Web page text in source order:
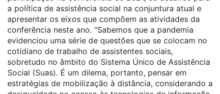
a política de assistência social na conjuntura atual e
apresentar os eixos que compõem as atividades da
conferência neste ano. “Sabemos que a pandemia
evidenciou uma série de questões que se colocam no
cotidiano de trabalho de assistentes sociais,
sobretudo no âmbito do Sistema Único de Assistência
Social (Suas). É um dilema, portanto, pensar em
estratégias de mobilização à distância, considerando a